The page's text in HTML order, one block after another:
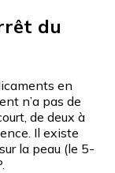
du
en
n’a pas de
de deux à
Il existe
la peau (le 5-